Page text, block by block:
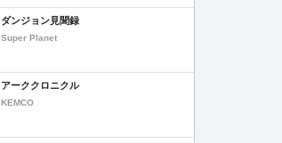
ダンジョン見聞録
Super Planet
アーククロニクル
KEMCO